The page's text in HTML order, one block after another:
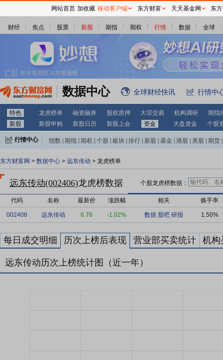
财经 焦点 股票 新股 期指 期权 行情 数据 全球
数据中心 全球财经快讯 行情中
特色 龙虎榜单 融资融券 股权质押 大宗交易 机构调研
期指
新股
新股申购 新股日历 新股上会 资金 大盘资金 个股
行情中心 指数 期指 期权 个股 板块 排行 新股 基金 港股 美股 期货
东方财富网 > 数据中心 > 远东传动 > 龙虎榜单
远东传动(002406)龙虎榜数据 个股龙虎榜数据：
代码 名称 最新价 涨跌幅 相关 换手率
002406 远东传动 6.76 -1.02% 数据 股吧 研报 1.50%
每日成交明细 历次上榜后表现 营业部买卖统计 机构
远东传动历次上榜统计图（近一年）
网站首页 加收藏 移动客户端 东方财富 天天基金网 东